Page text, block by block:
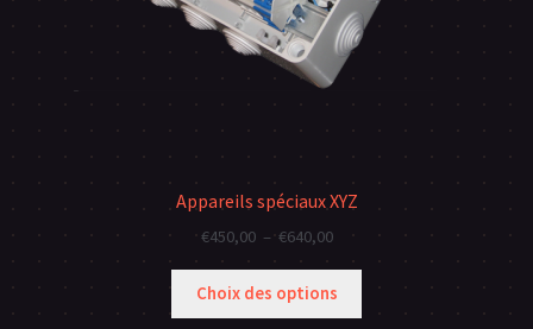
Appareils spéciaux XYZ
€450,00 – €640,00Plage
prix :
€450,00
Choix des options